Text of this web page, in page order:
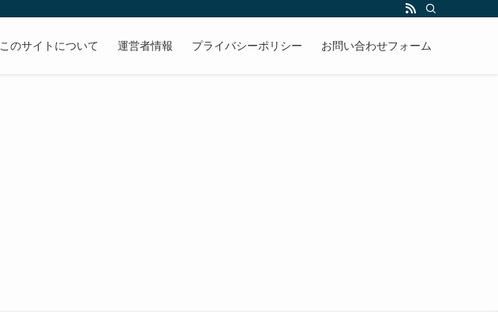
このサイトについて 運営者情報 プライバシーポリシー お問い合わせフォーム